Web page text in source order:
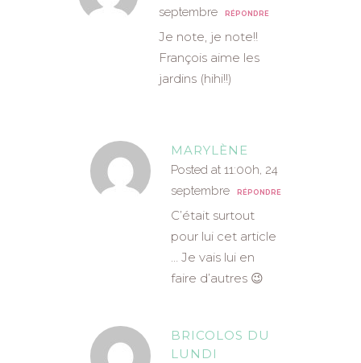
septembre
RÉPONDRE
Je note, je note!!
François aime les
jardins (hihi!!)
MARYLÈNE
Posted at 11:00h, 24
septembre
RÉPONDRE
C’était surtout
pour lui cet article
… Je vais lui en
faire d’autres 😉
BRICOLOS DU
LUNDI